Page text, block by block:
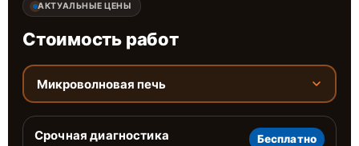
АКТУАЛЬНЫЕ ЦЕНЫ
Стоимость работ
Микроволновая печь
Срочная диагностика Бесплатно